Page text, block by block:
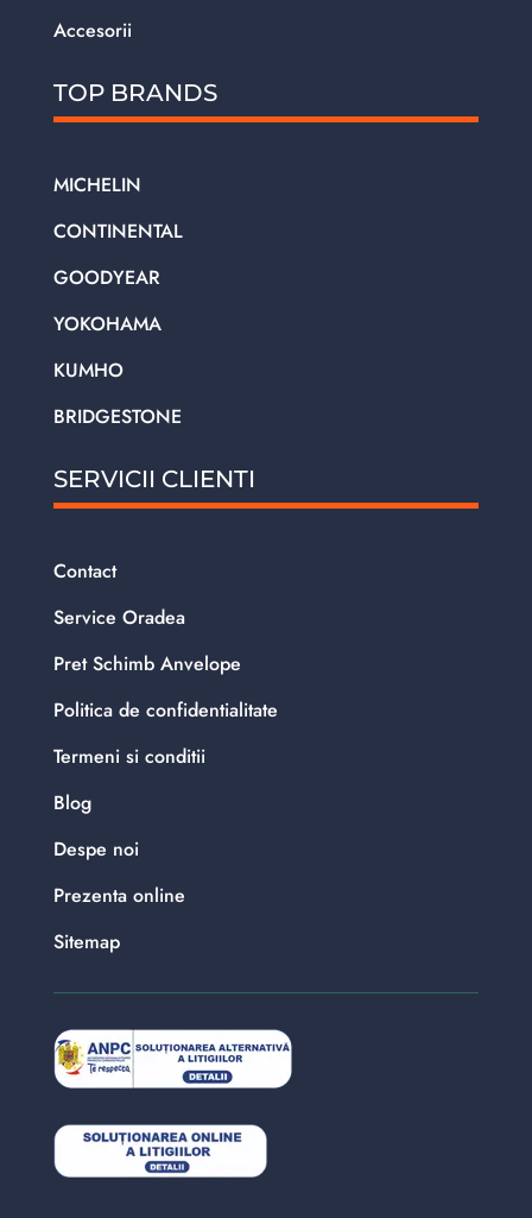
Accesorii
TOP BRANDS
MICHELIN
CONTINENTAL
GOODYEAR
YOKOHAMA
KUMHO
BRIDGESTONE
SERVICII CLIENTI
Contact
Service Oradea
Pret Schimb Anvelope
Politica de confidentialitate
Termeni si conditii
Blog
Despe noi
Prezenta online
Sitemap